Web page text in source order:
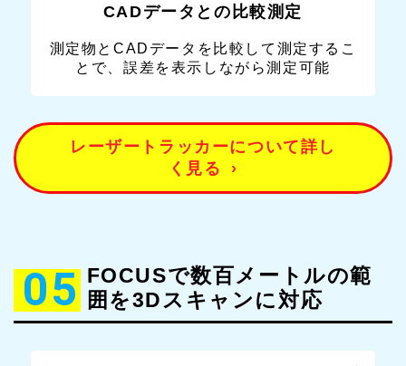
CADデータとの比較測定
測定物とCADデータを比較して測定するこ
とで、誤差を表示しながら測定可能
レーザートラッカーについて詳し
く見る
›
05 FOCUSで数百メートルの範
囲を3Dスキャンに対応